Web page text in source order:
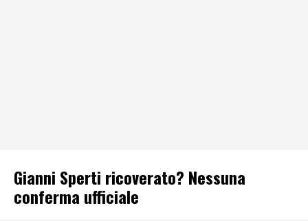
Gianni Sperti ricoverato? Nessuna
conferma ufficiale